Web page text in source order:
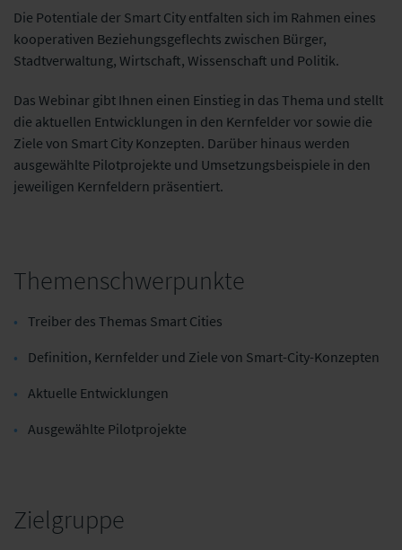
Die Potentiale der Smart City entfalten sich im Rahmen eines
kooperativen Beziehungsgeflechts zwischen Bürger,
Stadtverwaltung, Wirtschaft, Wissenschaft und Politik.
Das Webinar gibt Ihnen einen Einstieg in das Thema und stellt
die aktuellen Entwicklungen in den Kernfelder vor sowie die
Ziele von Smart City Konzepten. Darüber hinaus werden
ausgewählte Pilotprojekte und Umsetzungsbeispiele in den
jeweiligen Kernfeldern präsentiert.
Themenschwerpunkte
Treiber des Themas Smart Cities
Definition, Kernfelder und Ziele von Smart-City-Konzepten
Aktuelle Entwicklungen
Ausgewählte Pilotprojekte
Zielgruppe